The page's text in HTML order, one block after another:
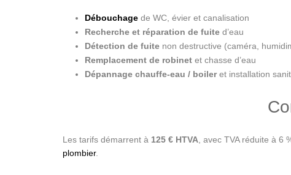
Débouchage de WC, évier et canalisation
Recherche et réparation de fuite d’eau
Détection de fuite non destructive (caméra,
Remplacement de robinet et chasse d’eau
Dépannage chauffe-eau / boileret installation
Les tarifs démarrent à 125 € HTVA, avec TVA réduite à 6
plombier.